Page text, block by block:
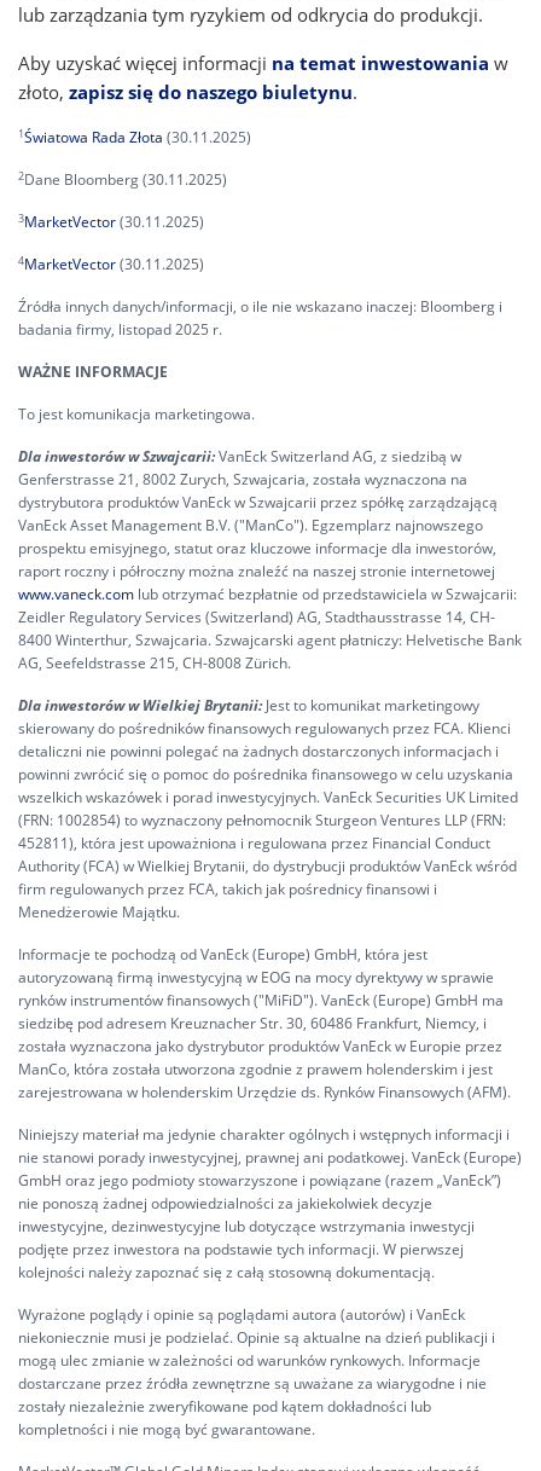
lub zarządzania tym ryzykiem od odkrycia do produkcji.
Aby uzyskać więcej informacji na temat inwestowania w
złoto, zapisz się do naszego biuletynu.
1Światowa Rada Złota (30.11.2025)
2Dane Bloomberg (30.11.2025)
3MarketVector(30.11.2025)
4MarketVector(30.11.2025)
Źródła innych danych/informacji, o ile nie wskazano inaczej: Bloomberg i
badania firmy, listopad 2025 r.
WAŻNE INFORMACJE
To jest komunikacja marketingowa.
Dla inwestorów w Szwajcarii:VanEck Switzerland AG, z siedzibą w
Genferstrasse 21, 8002 Zurych, Szwajcaria, została wyznaczona na
dystrybutora produktów VanEck w Szwajcarii przez spółkę zarządzającą
VanEck Asset Management B.V. ("ManCo"). Egzemplarz najnowszego
prospektu emisyjnego, statut oraz kluczowe informacje dla inwestorów,
raport roczny i półroczny można znaleźć na naszej stronie internetowej
www.vaneck.com lub otrzymać bezpłatnie od przedstawiciela w Szwajcarii:
Zeidler Regulatory Services (Switzerland) AG, Stadthausstrasse 14, CH-
8400 Winterthur, Szwajcaria. Szwajcarski agent płatniczy: Helvetische Bank
AG, Seefeldstrasse 215, CH-8008 Zürich.
Dla inwestorów w Wielkiej Brytanii:Jest to komunikat marketingowy
skierowany do pośredników finansowych regulowanych przez FCA. Klienci
detaliczni nie powinni polegać na żadnych dostarczonych informacjach i
powinni zwrócić się o pomoc do pośrednika finansowego w celu uzyskania
wszelkich wskazówek i porad inwestycyjnych. VanEck Securities UK Limited
(FRN: 1002854) to wyznaczony pełnomocnik Sturgeon Ventures LLP (FRN:
452811), która jest upoważniona i regulowana przez Financial Conduct
Authority (FCA) w Wielkiej Brytanii, do dystrybucji produktów VanEck wśród
firm regulowanych przez FCA, takich jak pośrednicy finansowi i
Menedżerowie Majątku.
Informacje te pochodzą od VanEck (Europe) GmbH, która jest
autoryzowaną firmą inwestycyjną w EOG na mocy dyrektywy w sprawie
rynków instrumentów finansowych ("MiFiD"). VanEck (Europe) GmbH ma
siedzibę pod adresem Kreuznacher Str. 30, 60486 Frankfurt, Niemcy, i
została wyznaczona jako dystrybutor produktów VanEck w Europie przez
ManCo, która została utworzona zgodnie z prawem holenderskim i jest
zarejestrowana w holenderskim Urzędzie ds. Rynków Finansowych (AFM).
Niniejszy materiał ma jedynie charakter ogólnych i wstępnych informacji i
nie stanowi porady inwestycyjnej, prawnej ani podatkowej. VanEck (Europe)
GmbH oraz jego podmioty stowarzyszone i powiązane (razem „VanEck”)
nie ponoszą żadnej odpowiedzialności za jakiekolwiek decyzje
inwestycyjne, dezinwestycyjne lub dotyczące wstrzymania inwestycji
podjęte przez inwestora na podstawie tych informacji. W pierwszej
kolejności należy zapoznać się z całą stosowną dokumentacją.
Wyrażone poglądy i opinie są poglądami autora (autorów) i VanEck
niekoniecznie musi je podzielać. Opinie są aktualne na dzień publikacji i
mogą ulec zmianie w zależności od warunków rynkowych. Informacje
dostarczane przez źródła zewnętrzne są uważane za wiarygodne i nie
zostały niezależnie zweryfikowane pod kątem dokładności lub
kompletności i nie mogą być gwarantowane.